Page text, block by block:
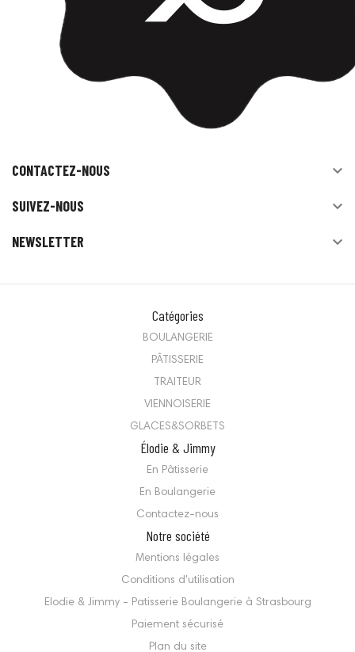
CONTACTEZ-NOUS 
SUIVEZ-NOUS 
NEWSLETTER 
Catégories
BOULANGERIE
PÂTISSERIE
TRAITEUR
VIENNOISERIE
GLACES&SORBETS
Élodie & Jimmy
En Pâtisserie
En Boulangerie
Contactez-nous
Notre société
Mentions légales
Conditions d'utilisation
Elodie & Jimmy - Patisserie Boulangerie à Strasbourg
Paiement sécurisé
Plan du site